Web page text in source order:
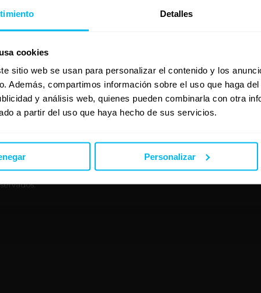
Detalles
cookies
sitio web se usan para personalizar el contenido y los
Además, compartimos información sobre el uso que haga
y análisis web, quienes pueden combinarla con otra
a partir del uso que haya hecho de sus servicios.
Personalizar